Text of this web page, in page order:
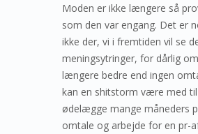
Moden er ikke længere så
som den var engang. Det er
ikke der, vi i fremtiden vil se
meningsytringer, for dårlig
længere bedre end ingen
kan en shitstorm være med
ødelægge mange måneders
omtale og arbejde for en pr-